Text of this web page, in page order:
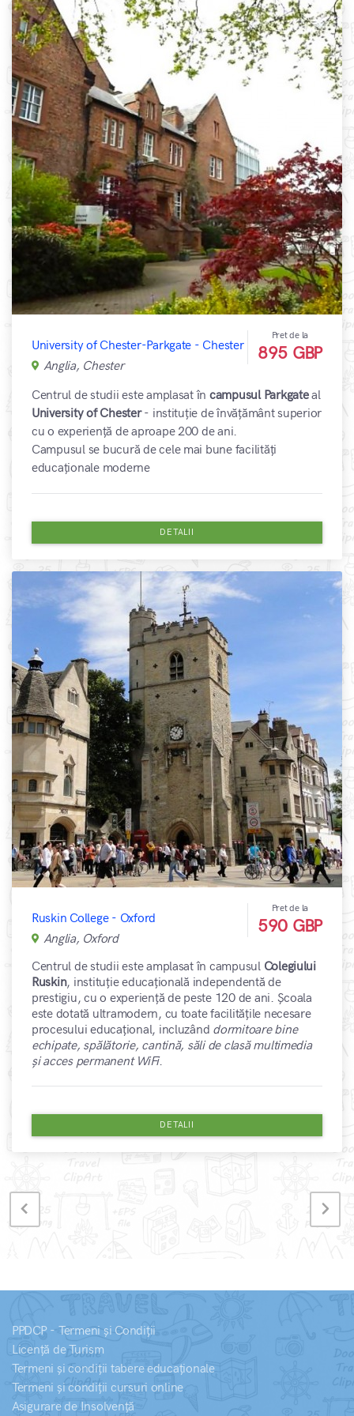
University of Chester-Parkgate - Chester
Anglia, Chester
Pret de la
895 GBP
Centrul de studii este amplasat în campusul Parkgateal
University of Chester- instituție de învățământ superior
cu o experiență de aproape 200 de ani.
Campusul se bucură de cele mai bune facilități
educaționale moderne
DETALII
Ruskin College - Oxford
Anglia, Oxford
Pret de la
590 GBP
Centrul de studii este amplasat în campusul Colegiului
Ruskin, instituție educațională independentă de
prestigiu, cu o experiență de peste 120 de ani. Școala
este dotată ultramodern, cu toate facilitățile necesare
procesului educațional, incluzând dormitoare bine
echipate, spălătorie, cantină, săli de clasă multimedia
și acces permanent WiFi.
DETALII
PPDCP - Termeni și Condiții
Licență de Turism
Termeni și condiții tabere educaționale
Termeni și condiții cursuri online
Asigurare de Insolvență